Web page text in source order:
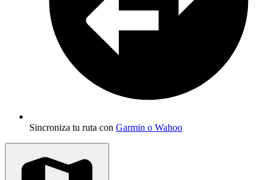
Sincroniza tu ruta con Garmin o Wahoo